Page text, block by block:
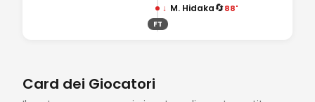
↓ M. Hidaka🔄88'
FT
Card dei Giocatori